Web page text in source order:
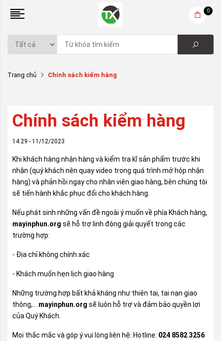
0
Trang chủ Chính sách kiểm hàng
Chính sách kiểm hàng
14:29 - 11/12/2023
Khi khách hàng nhận hàng và kiểm tra kĩ sản phẩm trước khi
nhận (quý khách nên quay video trong quá trình mở hộp nhận
hàng) và phản hồi ngay cho nhân viên giao hàng, bên chúng tôi
sẽ tiến hành khắc phục đổi cho khách hàng.
Nếu phát sinh những vấn đề ngoài ý muốn về phía Khách hàng,
mayinphun.org sẽ hỗ trợ linh động giải quyết trong các
trường hợp:
- Địa chỉ không chính xác
- Khách muốn hẹn lịch giao hàng
Những trường hợp bất khả kháng như thiên tai, tai nạn giao
thông,… mayinphun.org sẽ luôn hỗ trợ và đảm bảo quyền lợi
của Quý Khách.
Mọi thắc mắc và góp ý vui lòng liên hệ: Hotline: 024 8582 3256